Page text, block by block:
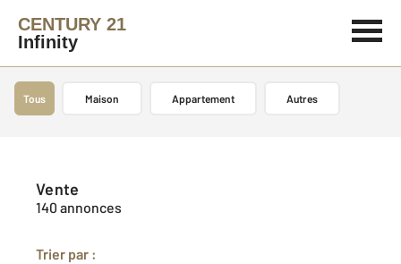
CENTURY 21
Infinity
Tous Maison Appartement Autres
Vente
140 annonces
Trier par :